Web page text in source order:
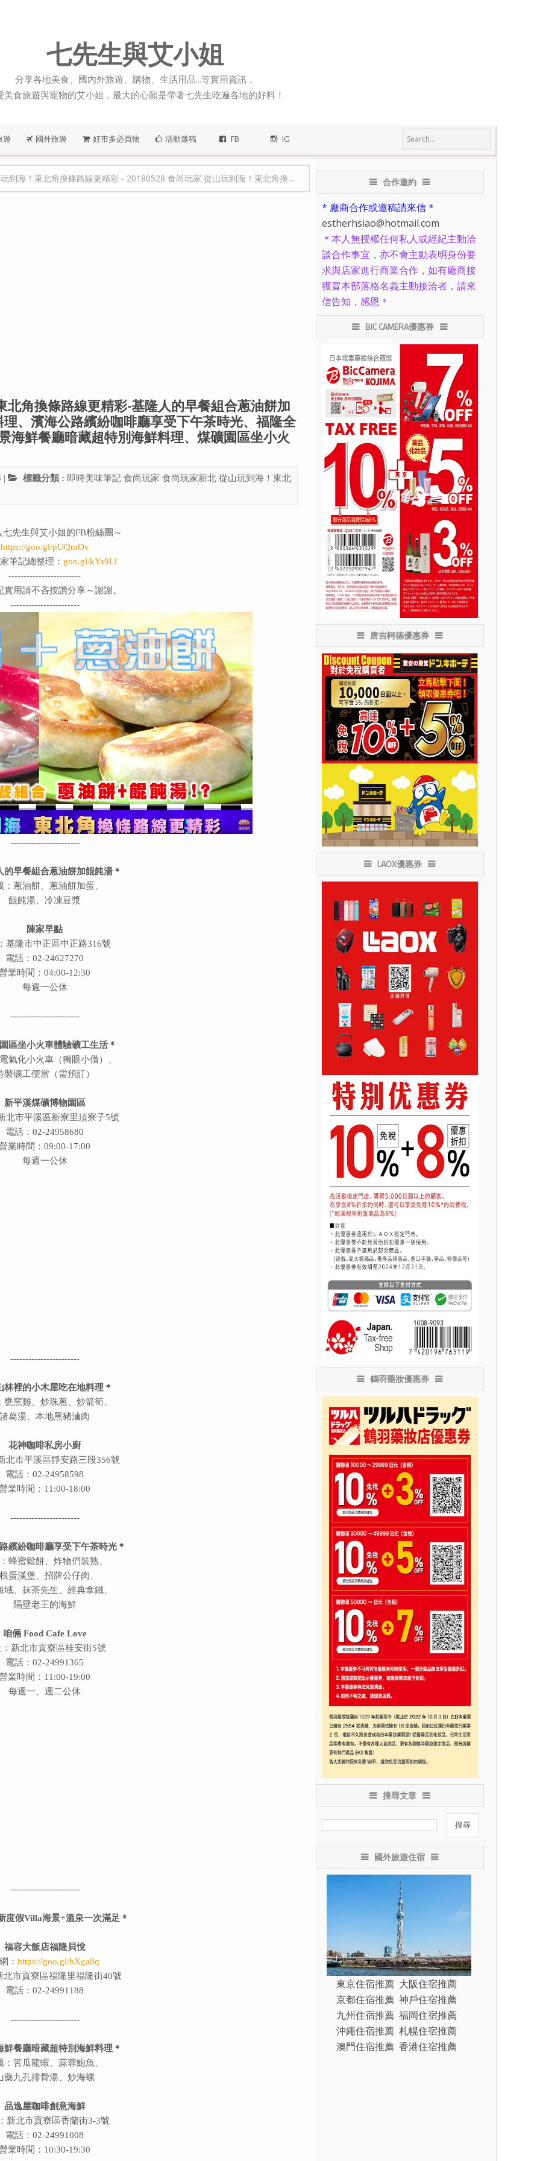
七先生與艾小姐
分享各地美食、國內外旅遊、購物、生活用品...等實用資訊，
美食旅遊與寵物的艾小姐，最大的心願是帶著七先生吃遍各地的好料！
遊 國外旅遊 好市多必買物 活動邀稿 FB IG
到海！東北角換條路線更精彩 - 20180528 食尚玩家 從山玩到海！東北角換條路線更精彩-基隆人的早餐組合蔥油餅加餛飩湯、在山林裡的小木屋吃在地料理、濱海公路繽紛咖啡廳享受下午茶時光、福隆全新度假Villa海景+溫泉一次滿足、海景海鮮餐廳暗藏超特別海鮮料理、煤礦園區坐小火車體驗礦工生活
角換條路線更精彩-基隆人的早餐組合蔥油餅加
、濱海公路繽紛咖啡廳享受下午茶時光、福隆全
海鮮餐廳暗藏超特別海鮮料理、煤礦園區坐小火
| 標籤分類 : 即時美味筆記 食尚玩家 食尚玩家新北 從山玩到海！東北
七先生與艾小姐的FB粉絲團～
https://goo.gl/pUQmOv
筆記總整理： goo.gl/kYa9Ll
------------------------
實用請不吝按讚分享～謝謝。
-----------------------
-----------------------
的早餐組合蔥油餅加餛飩湯＊
：蔥油餅、蔥油餅加蛋、
餛飩湯、冷凍豆漿
陳家早點
基隆市中正區中正路316號
電話：02-24627270
業時間：04:00-12:30
每週一公休
-----------------------
區坐小火車體驗礦工生活＊
氣化小火車（獨眼小僧）、
製礦工便當（需預訂）
新平溪煤礦博物園區
北市平溪區新寮里頂寮子5號
電話：02-24958680
業時間：09:00-17:00
每週一公休
-----------------------
林裡的小木屋吃在地料理＊
甕窯雞、炒珠蔥、炒箭筍、
諸葛湯、本地黑豬滷肉
花神咖啡私房小廚
北市平溪區靜安路三段356號
電話：02-24958598
業時間：11:00-18:00
-----------------------
繽紛咖啡廳享受下午茶時光＊
蜂蜜鬆餅、炸物們裝熟、
蛋漢堡、招牌公仔肉、
域、抹茶先生、經典拿鐵、
隔壁老王的海鮮
咱倆 Food Cafe Love
新北市貢寮區桂安街5號
電話：02-24991365
業時間：11:00-19:00
每週一、週二公休
-----------------------
度假Villa海景+溫泉一次滿足＊
福容大飯店福隆貝悅
： https://goo.gl/bXga8q
北市貢寮區福隆里福隆街40號
電話：02-24991188
-----------------------
鮮餐廳暗藏超特別海鮮料理＊
：苦瓜龍蝦、蒜蓉鮑魚、
藥九孔排骨湯、炒海螺
品逸屋咖啡創意海鮮
新北市貢寮區香蘭街3-3號
電話：02-24991008
業時間：10:30-19:30
合作邀約
* 廠商合作或邀稿請來信 *
estherhsiao@hotmail.com
＊本人無授權任何私人或經紀主動洽
談合作事宜，亦不會主動表明身份要
求與店家進行商業合作，如有廠商接
獲冒本部落格名義主動接洽者，請來
信告知，感恩＊
BIC CAMERA優惠券
唐吉軻德優惠券
LAOX優惠券
鶴羽藥妝優惠券
搜尋文章
國外旅遊住宿
東京住宿推薦 大阪住宿推薦
京都住宿推薦 神戶住宿推薦
九州住宿推薦 福岡住宿推薦
沖繩住宿推薦 札幌住宿推薦
澳門住宿推薦 香港住宿推薦